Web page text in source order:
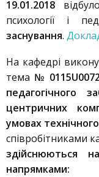
19.01.2018
психології і
заснування.
На кафедрі
тема №
педагогічного
центричних
умовах
співробітниками
здійснюються
напрямками: